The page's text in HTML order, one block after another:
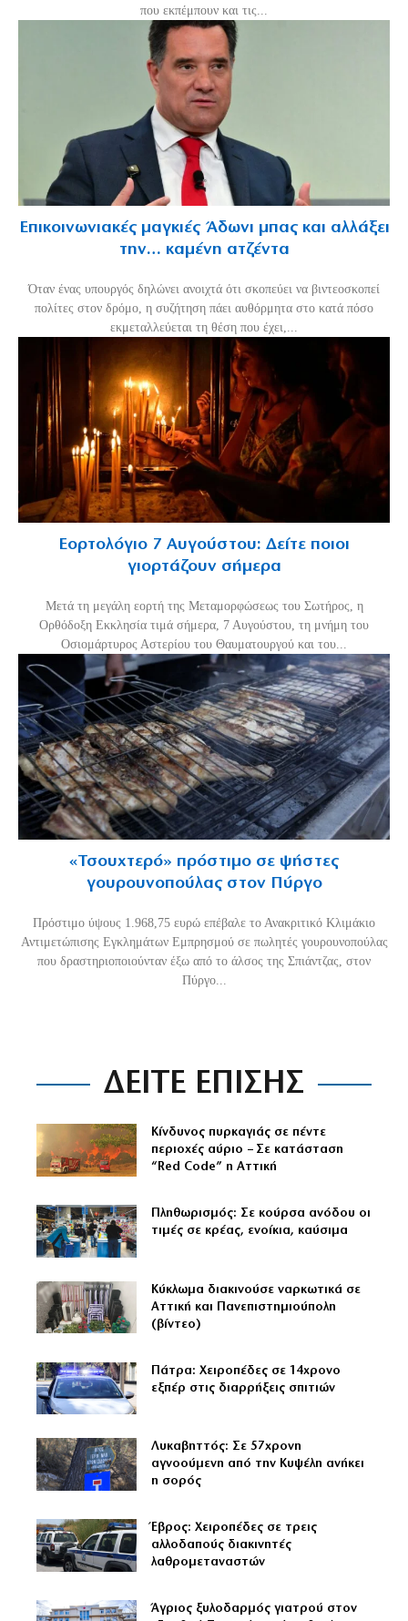
που εκπέμπουν και τις...
Επικοινωνιακές μαγκιές Άδωνι μπας και αλλάξει
την… καμένη ατζέντα
Όταν ένας υπουργός δηλώνει ανοιχτά ότι σκοπεύει να βιντεοσκοπεί
πολίτες στον δρόμο, η συζήτηση πάει αυθόρμητα στο κατά πόσο
εκμεταλλεύεται τη θέση που έχει,...
Εορτολόγιο 7 Αυγούστου: Δείτε ποιοι
γιορτάζουν σήμερα
Μετά τη μεγάλη εορτή της Μεταμορφώσεως του Σωτήρος, η
Ορθόδοξη Εκκλησία τιμά σήμερα, 7 Αυγούστου, τη μνήμη του
Οσιομάρτυρος Αστερίου του Θαυματουργού και του...
«Τσουχτερό» πρόστιμο σε ψήστες
γουρουνοπούλας στον Πύργο
Πρόστιμο ύψους 1.968,75 ευρώ επέβαλε το Ανακριτικό Κλιμάκιο
Αντιμετώπισης Εγκλημάτων Εμπρησμού σε πωλητές γουρουνοπούλας
που δραστηριοποιούνταν έξω από το άλσος της Σπιάντζας, στον
Πύργο...
ΔΕΙΤΕ ΕΠΙΣΗΣ
Κίνδυνος πυρκαγιάς σε πέντε
περιοχές αύριο – Σε κατάσταση
“Red Code” η Αττική
Πληθωρισμός: Σε κούρσα ανόδου οι
τιμές σε κρέας, ενοίκια, καύσιμα
Κύκλωμα διακινούσε ναρκωτικά σε
Αττική και Πανεπιστημιούπολη
(βίντεο)
Πάτρα: Χειροπέδες σε 14χρονο
εξπέρ στις διαρρήξεις σπιτιών
Λυκαβηττός: Σε 57χρονη
αγνοούμενη από την Κυψέλη ανήκει
η σορός
Έβρος: Χειροπέδες σε τρεις
αλλοδαπούς διακινητές
λαθρομεταναστών
Άγριος ξυλοδαρμός γιατρού στον